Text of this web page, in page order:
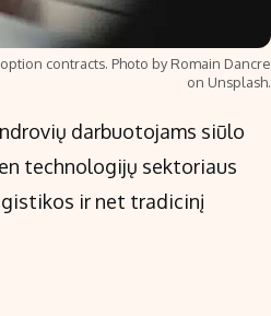
contracts. Photo by Romain Dancre
on Unsplash.
darbuotojams siūlo
technologijų sektoriaus
ir net tradicinį